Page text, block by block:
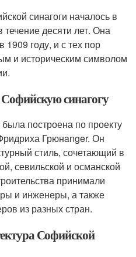
синагоги началось в
десяти лет. Она
году, и с тех пор
и историческим символом
синагогу
построена по проекту
Грюнanger. Он
стиль, сочетающий в
севильской и османской
принимали
и инженеры, а также
из разных стран.
Софийской